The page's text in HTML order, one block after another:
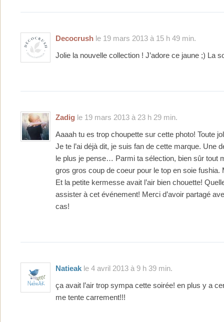
Decocrush le 19 mars 2013 à 15 h 49 min.
Jolie la nouvelle collection ! J’adore ce jaune ;) La
Zadig le 19 mars 2013 à 23 h 29 min.
Aaaah tu es trop choupette sur cette photo! Toute
Je te l’ai déjà dit, je suis fan de cette marque. Une
le plus je pense… Parmi ta sélection, bien sûr tout
gros gros coup de coeur pour le top en soie fushia.
Et la petite kermesse avait l’air bien chouette!
assister à cet événement! Merci d’avoir partagé
cas!
Natieak le 4 avril 2013 à 9 h 39 min.
ça avait l’air trop sympa cette soirée! en plus y a
me tente carrement!!!